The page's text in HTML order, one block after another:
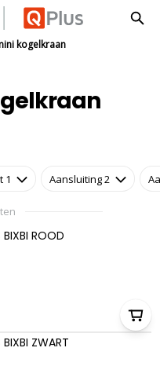
kogelkraan
1 Aansluiting 2
ROOD
ZWART